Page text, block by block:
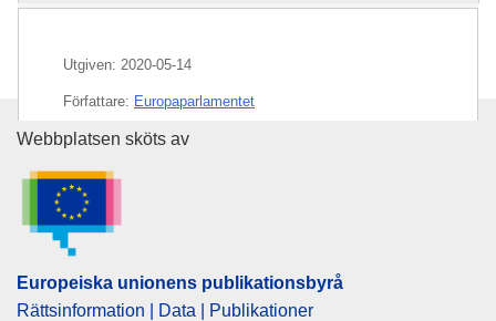
Utgiven: 2020-05-14
Författare: Europaparlamentet
Ämne: ansvarsfrihet vad gäller budgeten
EU:s allmänna budget
CELEX : 52020BP1936
ELI :
OJ : JOL_2020_417_R_0101
Europeiska unionens
Webbplatsen sköts av
Europeiska unionens publikationsbyrå
Rättsinformation | Data | Publikationer